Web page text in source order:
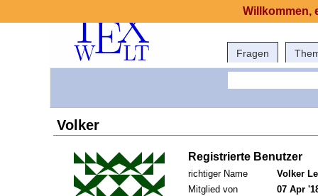
Fragen
Volker
Registrierte Benutzer
richtiger Name
Volker
Mitglied von
07 Apr
Willkommen,